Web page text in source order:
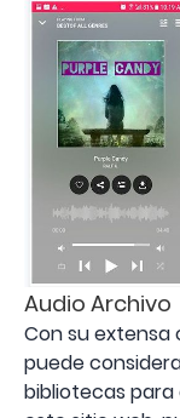
Audio Archivo
Con su extensa
puede
bibliotecas